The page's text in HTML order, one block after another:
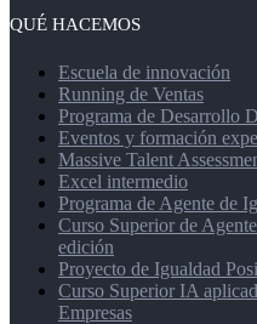
QUÉ HACEMOS
Escuela de innovación
Running de Ventas
Programa de Desarrollo
Eventos y formación
Massive Talent
Excel intermedio
Programa de Agente de
Curso Superior de
edición
Proyecto de Igualdad
Curso Superior IA
Empresas